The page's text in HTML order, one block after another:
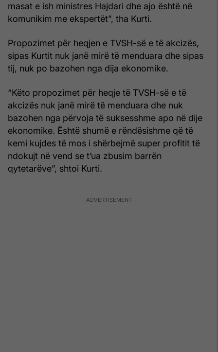
masat e ish ministres Hajdari dhe ajo është në
komunikim me ekspertët”, tha Kurti.
Propozimet për heqjen e TVSH-së e të akcizës,
sipas Kurtit nuk janë mirë të menduara dhe sipas
tij, nuk po bazohen nga dija ekonomike.
“Këto propozimet për heqje të TVSH-së e të
akcizës nuk janë mirë të menduara dhe nuk
bazohen nga përvoja të suksesshme apo në dije
ekonomike. Është shumë e rëndësishme që të
kemi kujdes të mos i shërbejmë super profitit të
ndokujt në vend se t’ua zbusim barrën
qytetarëve”, shtoi Kurti.